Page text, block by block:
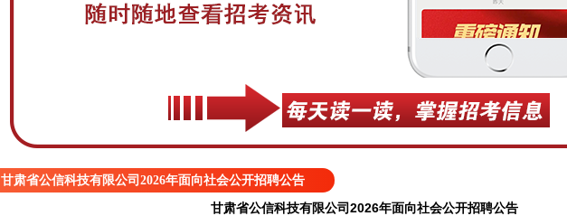
甘肃省公信科技有限公司2026年面向社会公开招聘公告
甘肃省公信科技有限公司2026年面向社会公开招聘公告